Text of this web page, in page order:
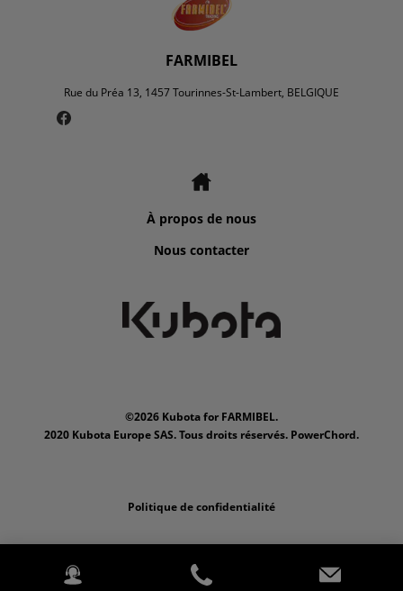
FARMIBEL
Rue du Préa 13, 1457 Tourinnes-St-Lambert, BELGIQUE
À propos de nous
Nous contacter
©2026 Kubota for FARMIBEL.
2020 Kubota Europe SAS. Tous droits réservés. PowerChord.
Politique de confidentialité